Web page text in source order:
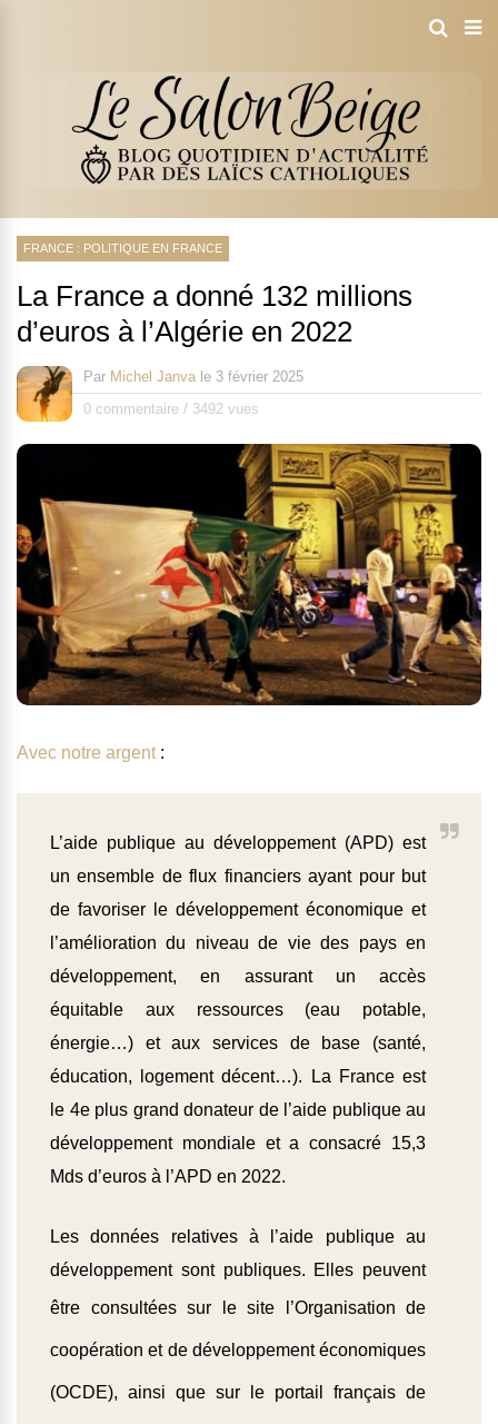
FRANCE : POLITIQUE EN FRANCE
La France a donné 132 millions
d’euros à l’Algérie en 2022
Par Michel Janva le 3 février 2025
0 commentaire / 3492 vues
Avec notre argent:
L’aide publique au développement (APD) est
un ensemble de flux financiers ayant pour but
de favoriser le développement économique et
l’amélioration du niveau de vie des pays en
développement, en assurant un accès
équitable aux ressources (eau potable,
énergie…) et aux services de base (santé,
éducation, logement décent…). La France est
le 4e plus grand donateur de l’aide publique au
développement mondiale et a consacré 15,3
Mds d’euros à l’APD en 2022.
Les données relatives à l’aide publique au
développement sont publiques. Elles peuvent
être consultées sur
le site l’Organisation de
coopération et de développement économiques
(OCDE), ainsi que sur le portail français de